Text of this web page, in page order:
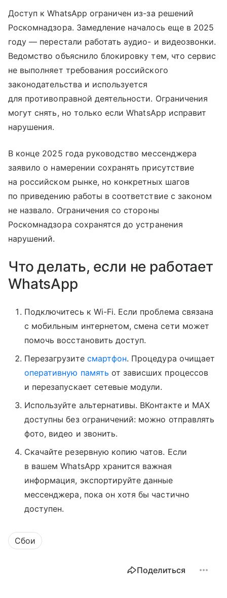
Доступ к WhatsApp ограничен из-за решений
Роскомнадзора. Замедление началось еще в 2025
году — перестали работать аудио- и видеозвонки.
Ведомство объяснило блокировку тем, что сервис
не выполняет требования российского
законодательства и используется
для противоправной деятельности. Ограничения
могут снять, но только если WhatsApp исправит
нарушения.
В конце 2025 года руководство мессенджера
заявило о намерении сохранять присутствие
на российском рынке, но конкретных шагов
по приведению работы в соответствие с законом
не назвало. Ограничения со стороны
Роскомнадзора сохранятся до устранения
нарушений.
Что делать, если не работает
WhatsApp
Подключитесь к Wi-Fi. Если проблема связана
с мобильным интернетом, смена сети может
помочь восстановить доступ.
Перезагрузите смартфон. Процедура очищает
оперативную память от зависших процессов
и перезапускает сетевые модули.
Используйте альтернативы. ВКонтакте и MAX
доступны без ограничений: можно отправлять
фото, видео и звонить.
Скачайте резервную копию чатов. Если
в вашем WhatsApp хранится важная
информация, экспортируйте данные
мессенджера, пока он хотя бы частично
доступен.
Сбои
Поделиться